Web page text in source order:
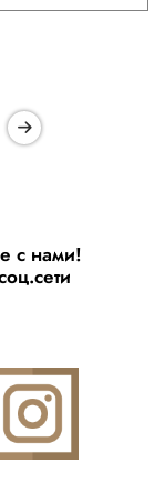
с нами!